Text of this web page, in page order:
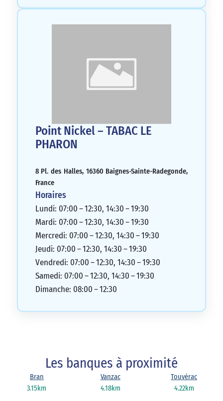
Point Nickel – TABAC LE
PHARON
8 Pl. des Halles, 16360 Baignes-Sainte-Radegonde,
France
Horaires
Lundi: 07:00 – 12:30, 14:30 – 19:30
Mardi: 07:00 – 12:30, 14:30 – 19:30
Mercredi: 07:00 – 12:30, 14:30 – 19:30
Jeudi: 07:00 – 12:30, 14:30 – 19:30
Vendredi: 07:00 – 12:30, 14:30 – 19:30
Samedi: 07:00 – 12:30, 14:30 – 19:30
Dimanche: 08:00 – 12:30
Les banques à proximité
3.15km
Bran
4.18km
Vanzac
4.22km
Touvérac